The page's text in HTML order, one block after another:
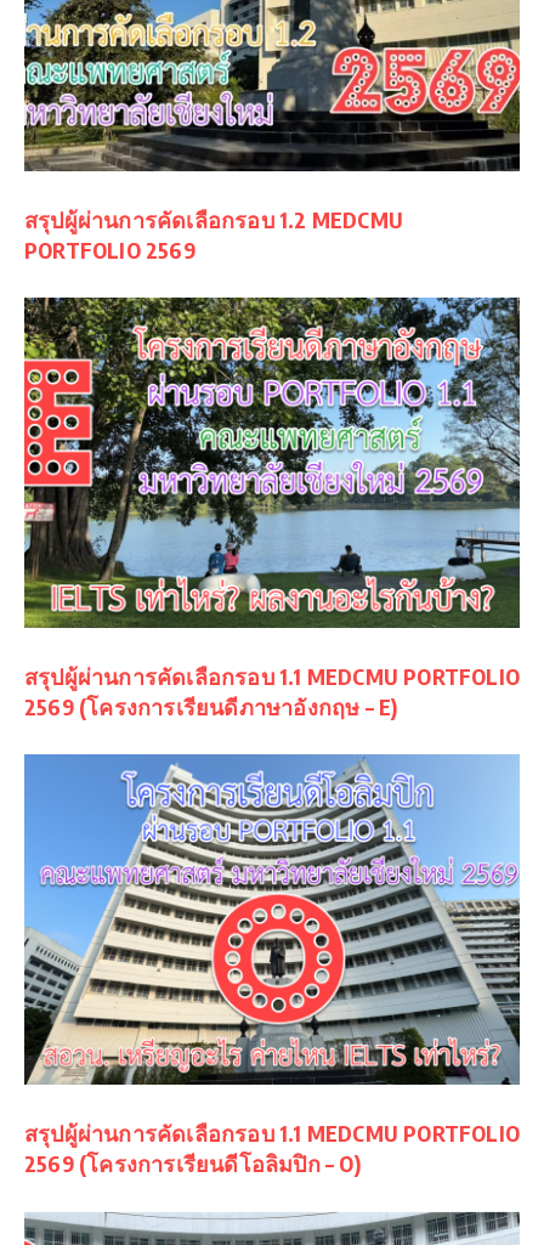
สรุปผู้ผ่านการคัดเลือกรอบ 1.2 MEDCMU
PORTFOLIO 2569
สรุปผู้ผ่านการคัดเลือกรอบ 1.1 MEDCMU PORTFOLIO
2569 (โครงการเรียนดีภาษาอังกฤษ – E)
สรุปผู้ผ่านการคัดเลือกรอบ 1.1 MEDCMU PORTFOLIO
2569 (โครงการเรียนดีโอลิมปิก – O)